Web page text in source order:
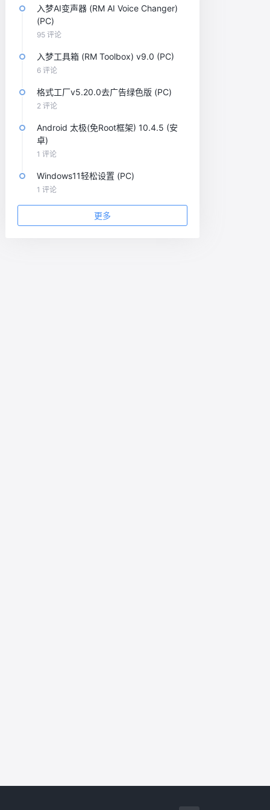
入梦AI变声器 (RM AI Voice Changer)
(PC)
95 评论
入梦工具箱 (RM Toolbox) v9.0 (PC)
6 评论
格式工厂v5.20.0去广告绿色版 (PC)
2 评论
Android 太极(免Root框架) 10.4.5 (安
卓)
1 评论
Windows11轻松设置 (PC)
1 评论
更多